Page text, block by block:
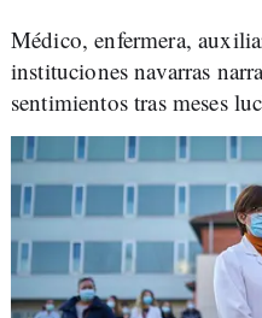
Médico, enfermera,
instituciones navarras
sentimientos tras meses